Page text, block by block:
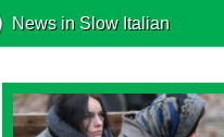
News in Slow Italian